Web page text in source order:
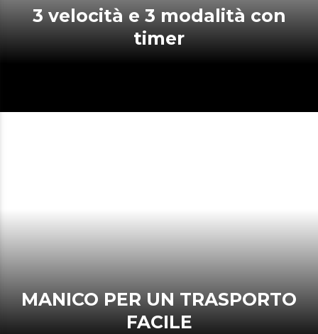
3 velocità e 3 modalità con
timer
MANICO PER UN TRASPORTO
FACILE